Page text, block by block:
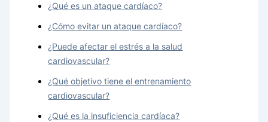
¿Qué es un ataque cardíaco?
¿Cómo evitar un ataque cardíaco?
¿Puede afectar el estrés a la salud
cardiovascular?
¿Qué objetivo tiene el entrenamiento
cardiovascular?
¿Qué es la insuficiencia cardíaca?